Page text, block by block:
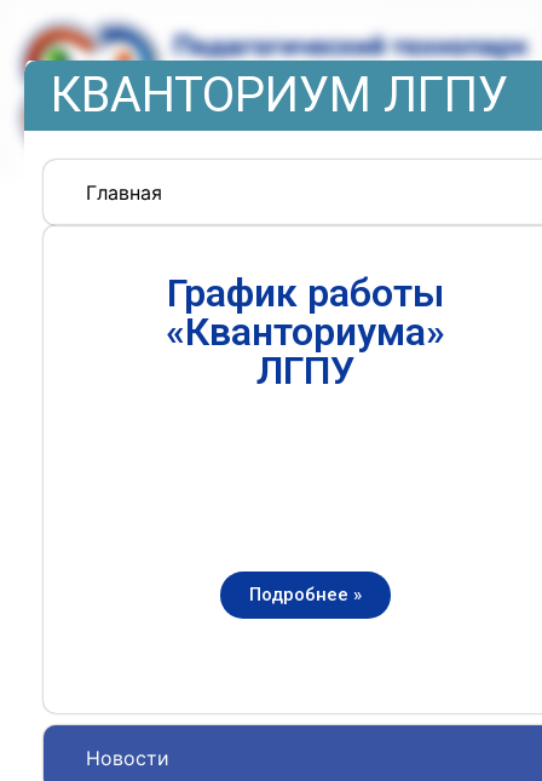
КВАНТОРИУМ ЛГПУ
Главная
Новости
График работы
«Кванториума»
ЛГПУ
Подробнее »